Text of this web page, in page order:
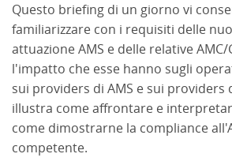
Questo briefing di un giorno vi
familiarizzare con i requisiti delle
attuazione AMS e delle relative
l'impatto che esse hanno sugli
sui providers di AMS e sui providers
illustra come affrontare e
come dimostrarne la compliance
competente.